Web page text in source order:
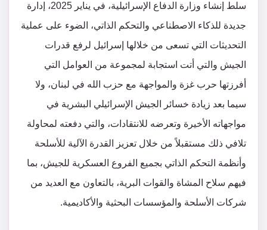
سلط إنشاء وزارة الدفاع الإسرائيلية، في يناير 2025، إدارة
جديدة للذكاء الاصطناعي والتحكم الذاتي، الضوء على عملية
التحديثات التي تسعى من خلالها إسرائيل لرفع قدرات
الجيش والتي أتت استجابة لمجموعة من العوامل التي
أفرزتها حرب غزة والمواجهة مع حزب الله في لبنان، ولا
سيما بعد زيادة خسائر الجيش الإسرائيلي البشرية في
مواجهاته الأخيرة وتعرضه للانتقادات، والتي دفعته لمحاولة
تلافي ذلك مستقبلاً من خلال تعزيز القدرة الآلية للأسلحة
وأنظمة التحكم الذاتي بجميع الفروع العسكرية للجيش، بما
فيهم سلاح المشاة والقوات البرية، بالتعاون مع العديد من
شركات الأسلحة والمؤسسات البحثية والأكاديمية.